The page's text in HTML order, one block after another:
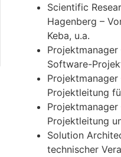
Scientific
Hagenberg –
Keba, u.a.
Software-
Projektleitung
Projektleitung
Solution
technischer